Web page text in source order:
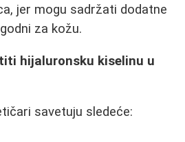
jer mogu sadržati dodatne
za kožu.
hijaluronsku kiselinu u
savetuju sledeće: